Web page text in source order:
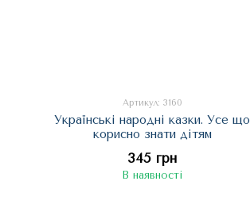
Артикул: 3160
Українські народні казки. Усе що
корисно знати дітям
345 грн
В наявності